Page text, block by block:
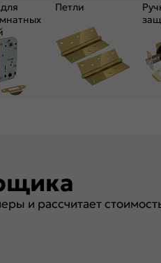
Петли
и рассчитает